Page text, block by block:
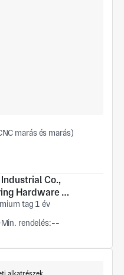
marás és marás)
Co.,
Hardware
tag 1 év
Min. rendelés:--